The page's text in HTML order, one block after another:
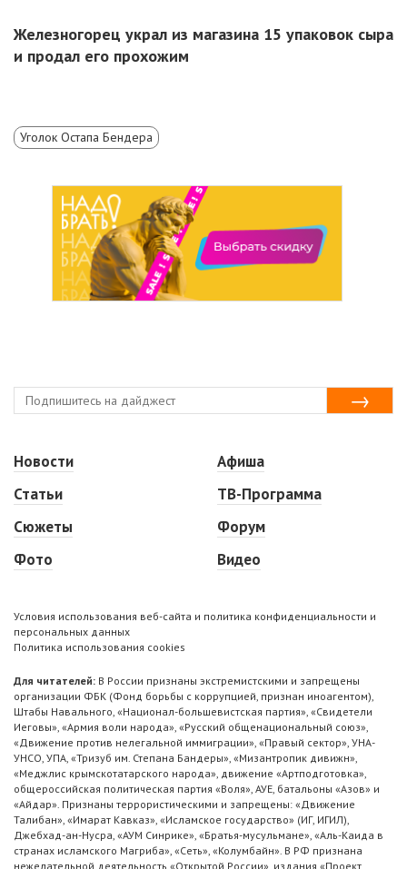
Железногорец украл из магазина 15 упаковок сыра
и продал его прохожим
Уголок Остапа Бендера
Новости
Статьи
Сюжеты
Фото
Афиша
ТВ-Программа
Форум
Видео
Условия использования веб-сайта и политика конфиденциальности и
персональных данных
Политика использования cookies
Для читателей: В России признаны экстремистскими и запрещены
организации ФБК (Фонд борьбы с коррупцией, признан иноагентом),
Штабы Навального, «Национал-большевистская партия», «Свидетели
Иеговы», «Армия воли народа», «Русский общенациональный союз»,
«Движение против нелегальной иммиграции», «Правый сектор», УНА-
УНСО, УПА, «Тризуб им. Степана Бандеры», «Мизантропик дивижн»,
«Меджлис крымскотатарского народа», движение «Артподготовка»,
общероссийская политическая партия «Воля», АУЕ, батальоны «Азов» и
«Айдар». Признаны террористическими и запрещены: «Движение
Талибан», «Имарат Кавказ», «Исламское государство» (ИГ, ИГИЛ),
Джебхад-ан-Нусра, «АУМ Синрике», «Братья-мусульмане», «Аль-Каида в
странах исламского Магриба», «Сеть», «Колумбайн». В РФ признана
нежелательной деятельность «Открытой России», издания «Проект